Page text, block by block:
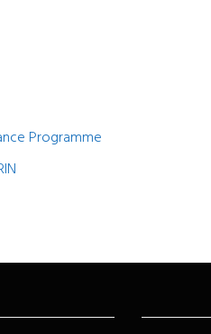
Programme